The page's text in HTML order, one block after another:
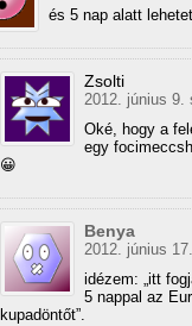
és 5 nap alatt
Zsolti
2012. június 9.
Oké, hogy a
egy
😀
Benya
2012. június
idézem: „itt
5 nappal az
kupadöntőt”.